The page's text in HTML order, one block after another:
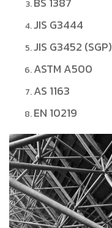
JIS G3444
JIS G3452 (SGP)
ASTM A500
AS 1163
EN 10219